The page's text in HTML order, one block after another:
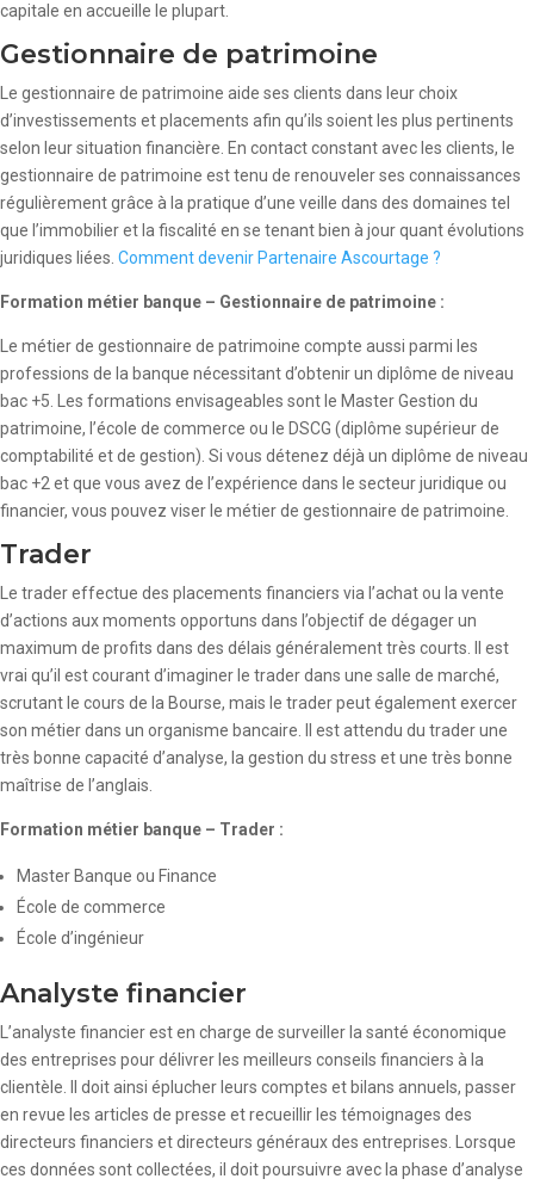
capitale en accueille le plupart.
Gestionnaire de patrimoine
Le gestionnaire de patrimoine aide ses clients dans leur choix
d’investissements et placements afin qu’ils soient les plus pertinents
selon leur situation financière. En contact constant avec les clients, le
gestionnaire de patrimoine est tenu de renouveler ses connaissances
régulièrement grâce à la pratique d’une veille dans des domaines tel
que l’immobilier et la fiscalité en se tenant bien à jour quant évolutions
juridiques liées. Comment devenir Partenaire Ascourtage ?
Formation métier banque – Gestionnaire de patrimoine :
Le métier de gestionnaire de patrimoine compte aussi parmi les
professions de la banque nécessitant d’obtenir un diplôme de niveau
bac +5. Les formations envisageables sont le Master Gestion du
patrimoine, l’école de commerce ou le DSCG (diplôme supérieur de
comptabilité et de gestion). Si vous détenez déjà un diplôme de niveau
bac +2 et que vous avez de l’expérience dans le secteur juridique ou
financier, vous pouvez viser le métier de gestionnaire de patrimoine.
Trader
Le trader effectue des placements financiers via l’achat ou la vente
d’actions aux moments opportuns dans l’objectif de dégager un
maximum de profits dans des délais généralement très courts. Il est
vrai qu’il est courant d’imaginer le trader dans une salle de marché,
scrutant le cours de la Bourse, mais le trader peut également exercer
son métier dans un organisme bancaire. Il est attendu du trader une
très bonne capacité d’analyse, la gestion du stress et une très bonne
maîtrise de l’anglais.
Formation métier banque – Trader :
Master Banque ou Finance
École de commerce
École d’ingénieur
Analyste financier
L’analyste financier est en charge de surveiller la santé économique
des entreprises pour délivrer les meilleurs conseils financiers à la
clientèle. Il doit ainsi éplucher leurs comptes et bilans annuels, passer
en revue les articles de presse et recueillir les témoignages des
directeurs financiers et directeurs généraux des entreprises. Lorsque
ces données sont collectées, il doit poursuivre avec la phase d’analyse